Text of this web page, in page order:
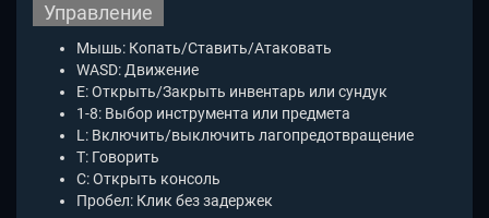
Управление
Мышь: Копать/Ставить/Атаковать
WASD: Движение
E: Открыть/Закрыть инвентарь или сундук
1-8: Выбор инструмента или предмета
L: Включить/выключить лагопредотвращение
T: Говорить
C: Открыть консоль
Пробел: Клик без задержек